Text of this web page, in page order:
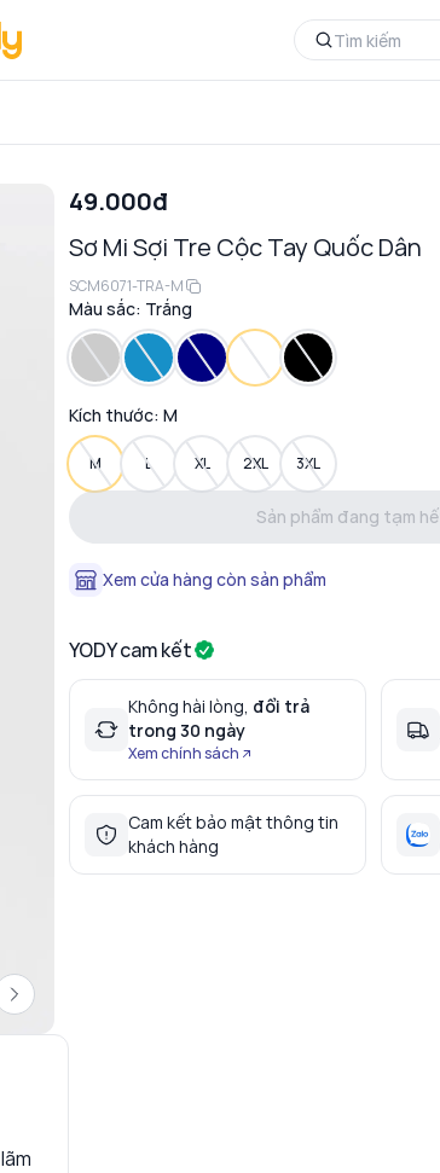
49.000đ
Sơ Mi Sợi Tre Cộc Tay Quốc Dân
SCM6071-TRA-M
Màu sắc: Trắng
Kích thước: M
M L XL 2XL 3XL
Sản phẩm đang tạm
Xem cửa hàng còn sản phẩm
YODY cam kết
Không hài lòng, đổi trả
trong 30 ngày
Xem chính sách
Cam kết bảo mật thông tin
khách hàng